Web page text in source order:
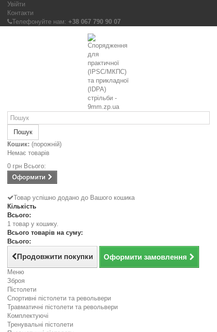
Увійти
Контакти
Телефонуйте нам: +38 067 790 90 07
Пошук
Кошик: (порожній)
Немає товарів
0 грн Всього:
Оформити
Товар успішно додано до Вашого кошика
Кількість
Всього:
1 товар у кошику.
Всього товарів на суму:
Всього:
Продовжити покупки Оформити замовлення
Меню
Зброя
Пістолети
Спортивні пістолети та револьвери
Травматичні пістолети та револьвери
Комплектуючі
Тренувальні пістолети